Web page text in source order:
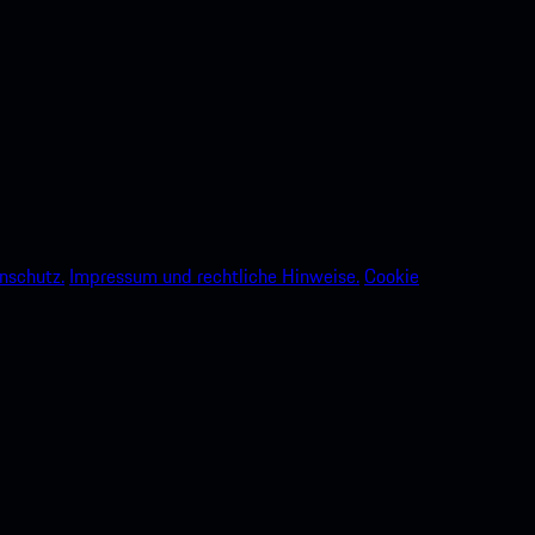
Impressum und rechtliche Hinweise.Cookie